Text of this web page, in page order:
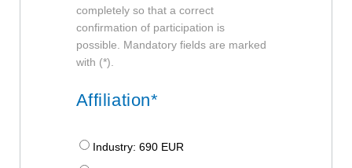
completely so that a correct
confirmation of participation is
possible. Mandatory fields are marked
with (*).
Affiliation*
Industry: 690 EUR